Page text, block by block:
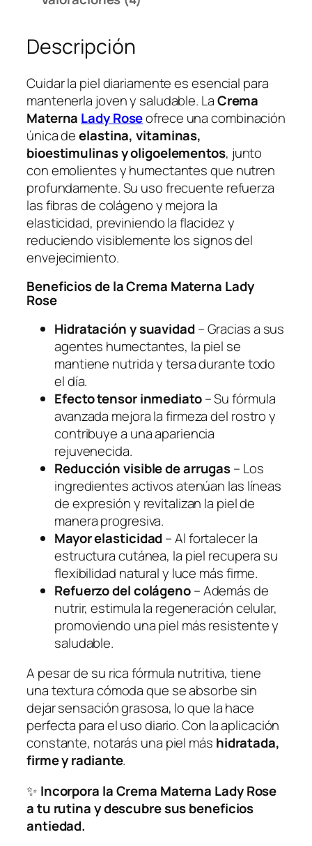
t
$
0
0
0
0
d
y
o
s
e
c
a
n
t
i
d
a
d
Descripción
Cuidar la piel diariamente es esencial para
mantenerla joven y saludable. LaCrema
Materna Lady Roseofrece una combinación
única deelastina, vitaminas,
bioestimulinas y oligoelementos, junto
con emolientes y humectantes que nutren
profundamente. Su uso frecuente refuerza
las fibras de colágeno y mejora la
elasticidad, previniendo la flacidez y
reduciendo visiblemente los signos del
envejecimiento.
Beneficios de la Crema Materna Lady
Rose
Hidratación y suavidad– Gracias a sus
agentes humectantes, la piel se
mantiene nutrida y tersa durante todo
el día.
Efecto tensor inmediato– Su fórmula
avanzada mejora la firmeza del rostro y
contribuye a una apariencia
rejuvenecida.
Reducción visible de arrugas– Los
ingredientes activos atenúan las líneas
de expresión y revitalizan la piel de
manera progresiva.
Mayor elasticidad– Al fortalecer la
estructura cutánea, la piel recupera su
flexibilidad natural y luce más firme.
Refuerzo del colágeno– Además de
nutrir, estimula la regeneración celular,
promoviendo una piel más resistente y
saludable.
A pesar de su rica fórmula nutritiva, tiene
una textura cómoda que se absorbe sin
dejar sensación grasosa, lo que la hace
perfecta para el uso diario. Con la aplicación
constante, notarás una piel más hidratada,
firme y radiante.
✨ Incorpora la Crema Materna Lady Rose
a tu rutina y descubre sus beneficios
antiedad.